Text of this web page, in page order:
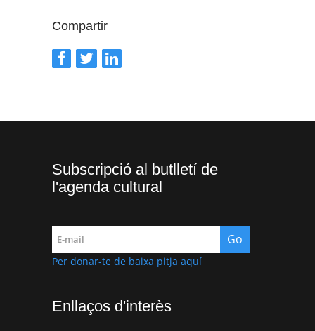
Compartir
Subscripció al butlletí de
l'agenda cultural
Per donar-te de baixa pitja aquí
Enllaços d'interès